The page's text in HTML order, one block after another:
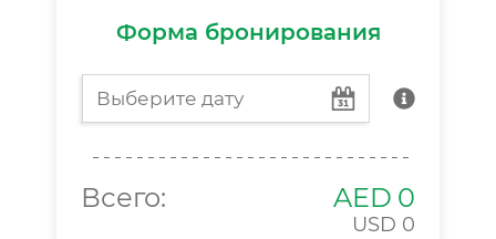
Форма бронирования
Всего: AED 0
USD 0